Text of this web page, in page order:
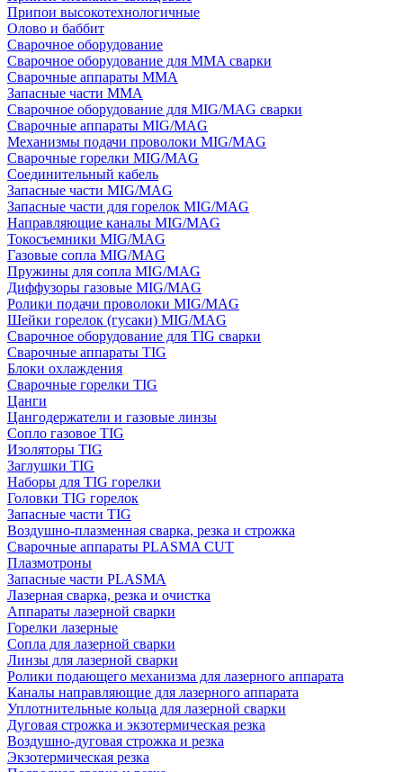
Припои высокотехнологичные
Олово и баббит
Сварочное оборудование
Сварочное оборудование для MMA сварки
Сварочные аппараты MMA
Запасные части MMA
Сварочное оборудование для MIG/MAG сварки
Сварочные аппараты MIG/MAG
Механизмы подачи проволоки MIG/MAG
Сварочные горелки MIG/MAG
Соединительный кабель
Запасные части MIG/MAG
Запасные части для горелок MIG/MAG
Направляющие каналы MIG/MAG
Токосъемники MIG/MAG
Газовые сопла MIG/MAG
Пружины для сопла MIG/MAG
Диффузоры газовые MIG/MAG
Ролики подачи проволоки MIG/MAG
Шейки горелок (гусаки) MIG/MAG
Сварочное оборудование для TIG сварки
Сварочные аппараты TIG
Блоки охлаждения
Сварочные горелки TIG
Цанги
Цангодержатели и газовые линзы
Сопло газовое TIG
Изоляторы TIG
Заглушки TIG
Наборы для TIG горелки
Головки TIG горелок
Запасные части TIG
Воздушно-плазменная сварка, резка и строжка
Сварочные аппараты PLASMA CUT
Плазмотроны
Запасные части PLASMA
Лазерная сварка, резка и очистка
Аппараты лазерной сварки
Горелки лазерные
Сопла для лазерной сварки
Линзы для лазерной сварки
Ролики подающего механизма для лазерного аппарата
Каналы направляющие для лазерного аппарата
Уплотнительные кольца для лазерной сварки
Дуговая строжка и экзотермическая резка
Воздушно-дуговая строжка и резка
Экзотермическая резка